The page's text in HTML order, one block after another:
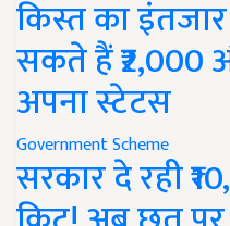
किस्त का
सकते हैं
अपना स्टेटस
Government Scheme
सरकार दे रही